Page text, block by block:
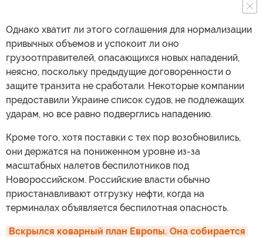
Однако хватит ли этого соглашения для нормализации
привычных объемов и успокоит ли оно
грузоотправителей, опасающихся новых нападений,
неясно, поскольку предыдущие договоренности о
защите транзита не сработали. Некоторые компании
предоставили Украине список судов, не подлежащих
ударам, но все равно подверглись нападению.
Кроме того, хотя поставки с тех пор возобновились,
они держатся на пониженном уровне из-за
масштабных налетов беспилотников под
Новороссийском. Российские власти обычно
приостанавливают отгрузку нефти, когда на
терминалах объявляется беспилотная опасность.
Вскрылся коварный план Европы. Она собирается